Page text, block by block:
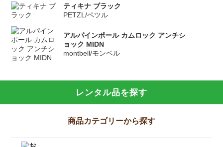
ティキナ ブラック
PETZL/ペツル
アルパインポール カムロック アンチシ
ョック MIDN
montbell/モンベル
レンタル品を探す
商品カテゴリーから探す